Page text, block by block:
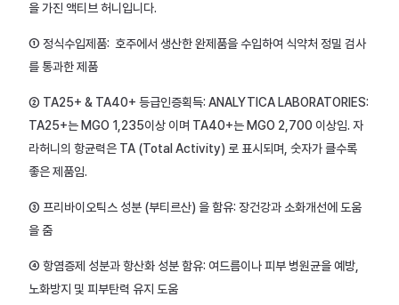
을 가진 액티브 허니입니다.
① 정식수입제품: 호주에서 생산한 완제품을 수입하여 식약처 정밀 검사
를 통과한 제품
② TA25+ & TA40+ 등급인증획득: ANALYTICA LABORATORIES:
TA25+는 MGO 1,235이상 이며 TA40+는 MGO 2,700 이상임. 자
라허니의 항균력은 TA (Total Activity) 로 표시되며, 숫자가 클수록
좋은 제품임.
③ 프리바이오틱스 성분 (부티르산) 을 함유: 장건강과 소화개선에 도움
을 줌
④ 항염증제 성분과 항산화 성분 함유: 여드름이나 피부 병원균을 예방,
노화방지 및 피부탄력 유지 도움